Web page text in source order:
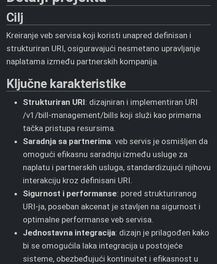
Cilj
Kreiranje veb servisa koji koristi unapred definisan i
strukturiran URI, osiguravajući nesmetano upravljanje
naplatama između partnerskih kompanija.
Ključne karakteristike
Strukturiran URI: dizajniran i implementiran URI
/v1/bill-management/bills koji služi kao primarna
tačka pristupa resursima.
Saradnja sa partnerima: veb servis je osmišljen da
omogući efikasnu saradnju između usluge za
naplatu i partnerskih usluga, standardizujući njihovu
interakciju kroz definisani URI.
Sigurnost i performanse: pored strukturiranog
URI-ja, poseban akcenat je stavljen na sigurnost i
optimalne performanse veb servisa.
Jednostavna integracija: dizajn je prilagođen kako
bi se omogućila laka integracija u postojeće
sisteme, obezbeđujući kontinuitet i efikasnost u